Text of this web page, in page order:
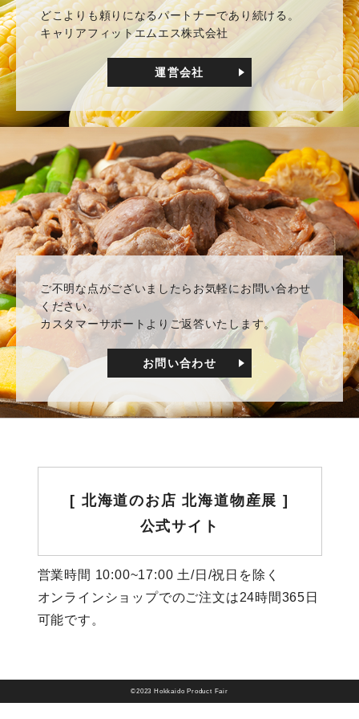
どこよりも頼りになるパートナーであり続ける。
キャリアフィットエムエス株式会社
運営会社
ご不明な点がございましたらお気軽にお問い合わせ
ください。
カスタマーサポートよりご返答いたします。
お問い合わせ
[ 北海道のお店 北海道物産展 ]
公式サイト
営業時間 10:00~17:00 土/日/祝日を除く
オンラインショップでのご注文は24時間365日
可能です。
©2023 Hokkaido Product Fair